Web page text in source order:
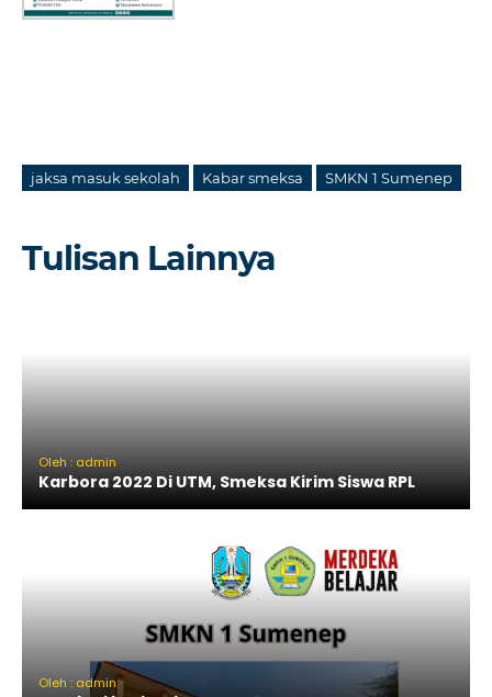
jaksa masuk sekolah Kabar smeksa SMKN 1 Sumenep
Tulisan Lainnya
Oleh : admin
Karbora 2022 Di UTM, Smeksa Kirim Siswa RPL
Oleh : admin